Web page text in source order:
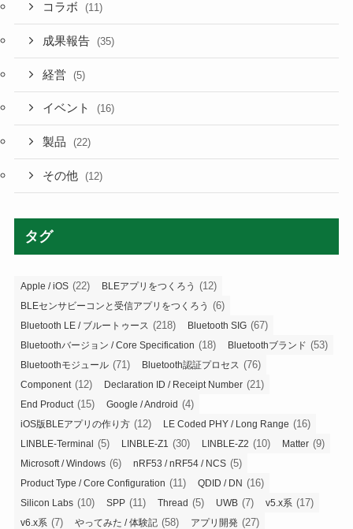
コラボ (11)
成果報告 (35)
経営 (5)
イベント (16)
製品 (22)
その他 (12)
タグ
Apple / iOS (22) BLEアプリをつくろう (12)
BLEセンサビーコンと受信アプリをつくろう (6)
Bluetooth LE / ブルートゥース (218) Bluetooth SIG (67)
Bluetoothバージョン / Core Specification (18) Bluetoothブランド (53)
Bluetoothモジュール (71) Bluetooth認証プロセス (76)
Component (12) Declaration ID / Receipt Number (21)
End Product (15) Google / Android (4)
iOS版BLEアプリの作り方 (12) LE Coded PHY / Long Range (16)
LINBLE-Terminal (5) LINBLE-Z1 (30) LINBLE-Z2 (10) Matter (9)
Microsoft / Windows (6) nRF53 / nRF54 / NCS (5)
Product Type / Core Configuration (11) QDID / DN (16)
Silicon Labs (10) SPP (11) Thread (5) UWB (7) v5.x系 (17)
v6.x系 (7) やってみた / 体験記 (58) アプリ開発 (27)